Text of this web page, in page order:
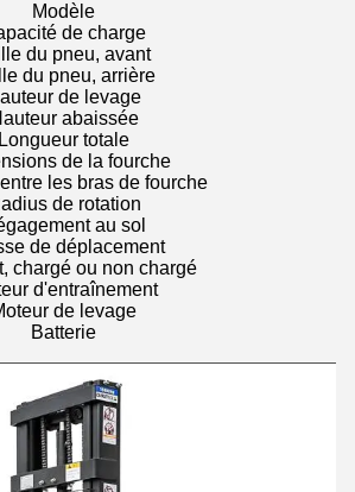
Modèle
de charge
du pneu, avant
du pneu, arrière
de levage
abaissée
Longueur totale
de la fourche
les bras de fourche
de rotation
au sol
de déplacement
chargé ou non chargé
d'entraînement
de levage
Batterie